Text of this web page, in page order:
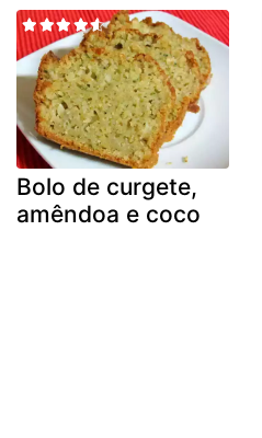
Bolo de curgete,
amêndoa e coco